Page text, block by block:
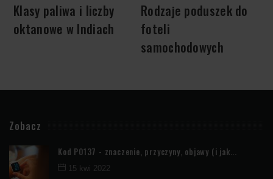
Klasy paliwa i liczby
oktanowe w Indiach
Rodzaje poduszek do
foteli
samochodowych
Zobacz
Kod P0137 - znaczenie, przyczyny, objawy (i jak...
15 kwi 2022